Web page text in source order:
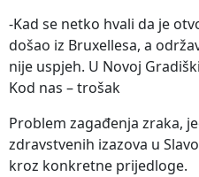
-Kad se netko hvali da je
došao iz Bruxellesa, a
nije uspjeh. U Novoj
Kod nas – trošak
Problem zagađenja zraka,
zdravstvenih izazova u
kroz konkretne prijedloge.